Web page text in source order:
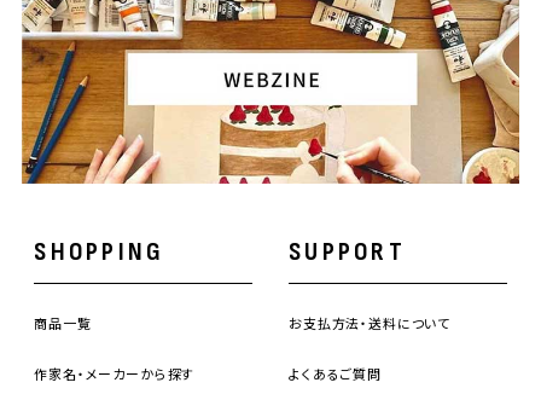
SHOPPING
商品一覧
作家名・メーカーから探す
SUPPORT
お支払方法・送料について
よくあるご質問